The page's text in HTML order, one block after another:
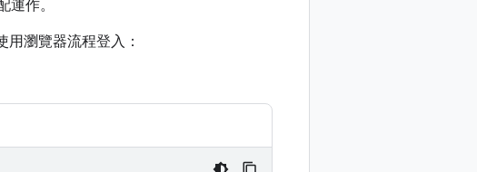
作。
瀏覽器流程登入：